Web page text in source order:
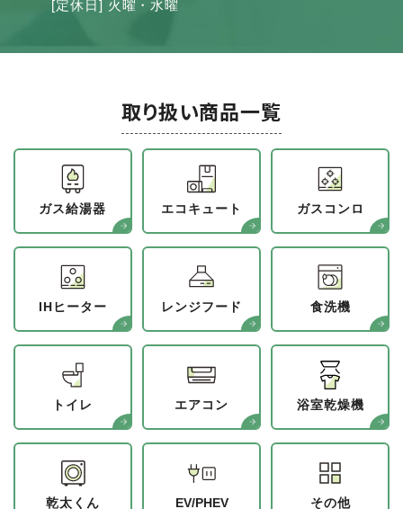
[定休日] 火曜・水曜
取り扱い商品一覧
ガス給湯器 エコキュート ガスコンロ
IHヒーター レンジフード 食洗機
トイレ エアコン 浴室乾燥機
乾太くん
EV/PHEV
その他